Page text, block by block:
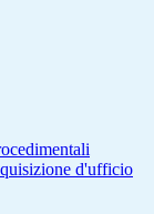
d'ufficio